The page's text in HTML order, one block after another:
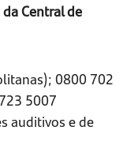
Central de
0800 702
5007
auditivos e de